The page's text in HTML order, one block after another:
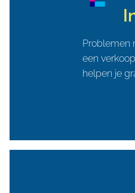
Problemen
een
helpen je